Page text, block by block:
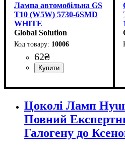
Лампа автомобільна GS
Т10 (W5W) 5730-6SMD
WHITE
Global Solution
10006
62₴
Габаритні вогні
5730SMD
SMD
Цоколі Ламп
Повний
Галогену до